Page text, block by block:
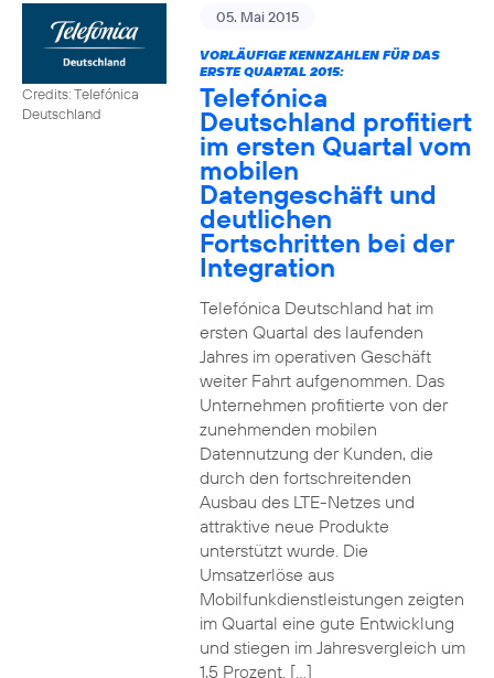
Credits: Telefónica
Deutschland
05. Mai 2015
VORLÄUFIGE KENNZAHLEN FÜR DAS
ERSTE QUARTAL 2015:
Telefónica
Deutschland profitiert
im ersten Quartal vom
mobilen
Datengeschäft und
deutlichen
Fortschritten bei der
Integration
Telefónica Deutschland hat im
ersten Quartal des laufenden
Jahres im operativen Geschäft
weiter Fahrt aufgenommen. Das
Unternehmen profitierte von der
zunehmenden mobilen
Datennutzung der Kunden, die
durch den fortschreitenden
Ausbau des LTE-Netzes und
attraktive neue Produkte
unterstützt wurde. Die
Umsatzerlöse aus
Mobilfunkdienstleistungen zeigten
im Quartal eine gute Entwicklung
und stiegen im Jahresvergleich um
1,5 Prozent. […]